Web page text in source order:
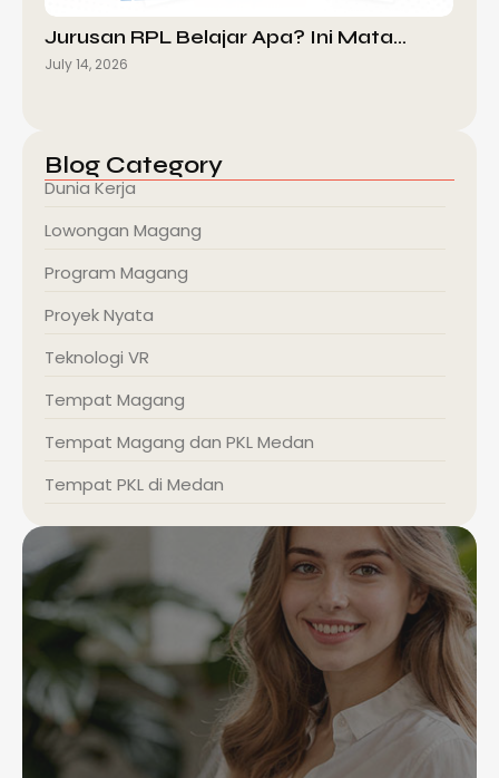
Jurusan RPL Belajar Apa? Ini Mata…
July 14, 2026
Blog Category
Dunia Kerja
Lowongan Magang
Program Magang
Proyek Nyata
Teknologi VR
Tempat Magang
Tempat Magang dan PKL Medan
Tempat PKL di Medan